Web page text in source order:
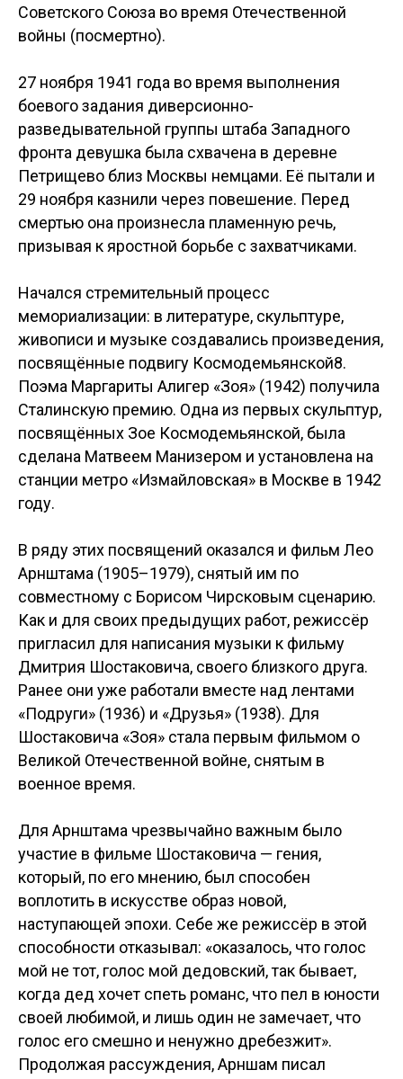
Советского Союза во время Отечественной
войны (посмертно).
27 ноября 1941 года во время выполнения
боевого задания диверсионно-
разведывательной группы штаба Западного
фронта девушка была схвачена в деревне
Петрищево близ Москвы немцами. Её пытали и
29 ноября казнили через повешение. Перед
смертью она произнесла пламенную речь,
призывая к яростной борьбе с захватчиками.
Начался стремительный процесс
мемориализации: в литературе, скульптуре,
живописи и музыке создавались произведения,
посвящённые подвигу Космодемьянской8.
Поэма Маргариты Алигер «Зоя» (1942) получила
Сталинскую премию. Одна из первых скульптур,
посвящённых Зое Космодемьянской, была
сделана Матвеем Манизером и установлена на
станции метро «Измайловская» в Москве в 1942
году.
В ряду этих посвящений оказался и фильм Лео
Арнштама (1905–1979), снятый им по
совместному с Борисом Чирсковым сценарию.
Как и для своих предыдущих работ, режиссёр
пригласил для написания музыки к фильму
Дмитрия Шостаковича, своего близкого друга.
Ранее они уже работали вместе над лентами
«Подруги» (1936) и «Друзья» (1938). Для
Шостаковича «Зоя» стала первым фильмом о
Великой Отечественной войне, снятым в
военное время.
Для Арнштама чрезвычайно важным было
участие в фильме Шостаковича — гения,
который, по его мнению, был способен
воплотить в искусстве образ новой,
наступающей эпохи. Себе же режиссёр в этой
способности отказывал: «оказалось, что голос
мой не тот, голос мой дедовский, так бывает,
когда дед хочет спеть романс, что пел в юности
своей любимой, и лишь один не замечает, что
голос его смешно и ненужно дребезжит».
Продолжая рассуждения, Арншам писал